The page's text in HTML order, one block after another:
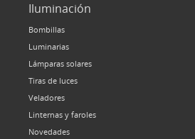
Iluminación
Bombillas
Luminarias
Lámparas solares
Tiras de luces
Veladores
Linternas y faroles
Novedades